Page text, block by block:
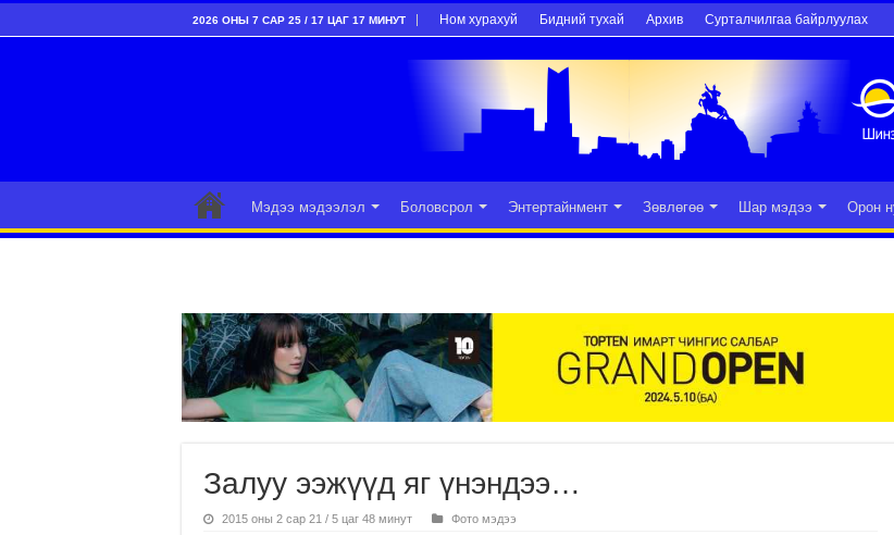
2026 ОНЫ 7 САР 25 / 17 ЦАГ 17 МИНУТ Ном хурахуй Бидний тухай Архив Сурталчилгаа байрлуулах
Мэдээ мэдээлэл Боловсрол Энтертайнмент Зөвлөгөө Шар мэдээ Орон
Залуу ээжүүд яг үнэндээ…
2015 оны 2 сар 21 / 5 цаг 48 минут Фото мэдээ